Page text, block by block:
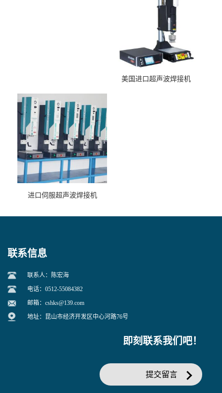
美国进口超声波焊接机
进口伺服超声波焊接机
联系信息
联系人：陈宏海
电话：0512-55084382
邮箱： cshks@139.com
地址：昆山市经济开发区中心河路76号
即刻联系我们吧！
提交留言